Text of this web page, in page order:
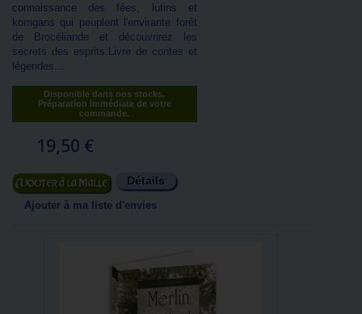
connaissance des fées, lutins et
korrigans qui peuplent l'envirante forêt
de Brocéliande et découvrirez les
secrets des esprits.Livre de contes et
légendes...
Disponible dans nos stocks.
Préparation immédiate de votre
commande.
19,50 €
Ajouter au panier Détails
Ajouter à ma liste d'envies